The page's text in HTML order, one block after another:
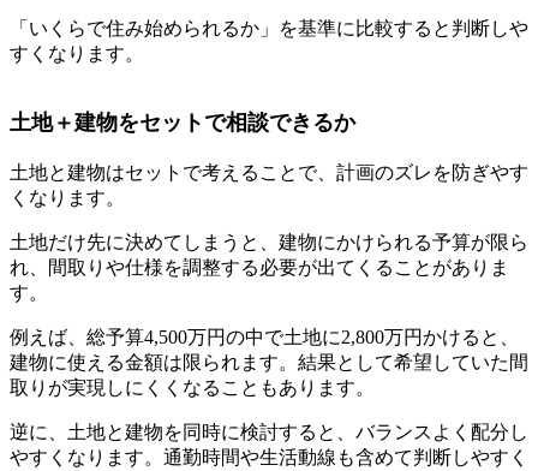
「いくらで住み始められるか」を基準に比較すると判断しや
すくなります。
土地＋建物をセットで相談できるか
土地と建物はセットで考えることで、計画のズレを防ぎやす
くなります。
土地だけ先に決めてしまうと、建物にかけられる予算が限ら
れ、間取りや仕様を調整する必要が出てくることがありま
す。
例えば、総予算4,500万円の中で土地に2,800万円かけると、
建物に使える金額は限られます。結果として希望していた間
取りが実現しにくくなることもあります。
逆に、土地と建物を同時に検討すると、バランスよく配分し
やすくなります。通勤時間や生活動線も含めて判断しやすく